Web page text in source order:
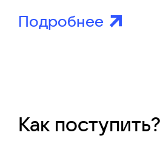
Подробнее
Как поступить?